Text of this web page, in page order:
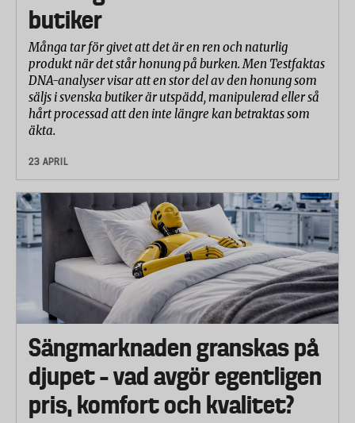
butiker
Många tar för givet att det är en ren och naturlig
produkt när det står honung på burken. Men Testfaktas
DNA-analyser visar att en stor del av den honung som
säljs i svenska butiker är utspädd, manipulerad eller så
hårt processad att den inte längre kan betraktas som
äkta.
23 APRIL
Sängmarknaden granskas på
djupet – vad avgör egentligen
pris, komfort och kvalitet?